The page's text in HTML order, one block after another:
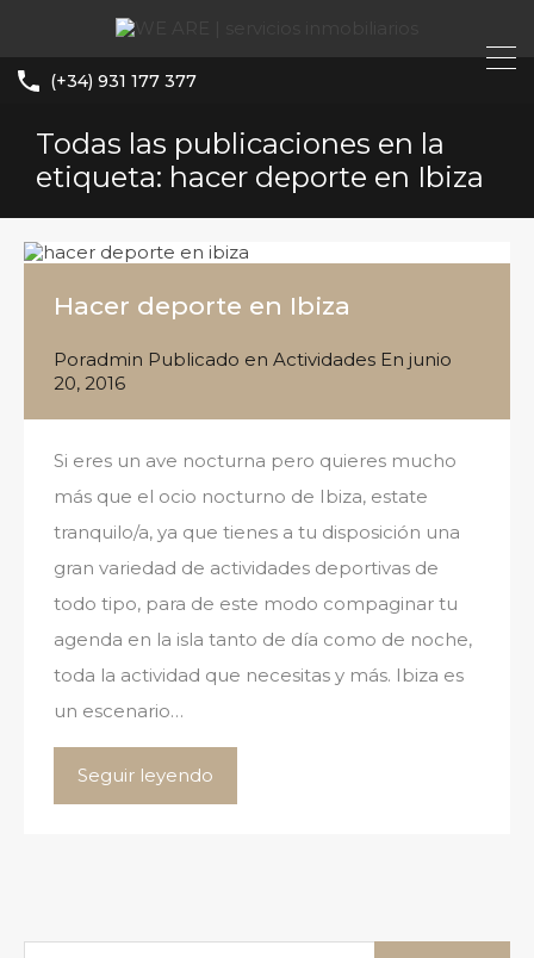
(+34) 931 177 377
Todas las publicaciones en la
etiqueta: hacer deporte en Ibiza
Hacer deporte en Ibiza
Poradmin Publicado en Actividades En junio
20, 2016
Si eres un ave nocturna pero quieres mucho
más que el ocio nocturno de Ibiza, estate
tranquilo/a, ya que tienes a tu disposición una
gran variedad de actividades deportivas de
todo tipo, para de este modo compaginar tu
agenda en la isla tanto de día como de noche,
toda la actividad que necesitas y más. Ibiza es
un escenario…
Seguir leyendo